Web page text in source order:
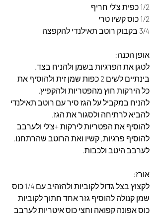
1/2 כפית צ'לי חריף
1/2 כוס קשיו טרי
3/4 בקבוק רוטב תאילנדי להקפצה
אופן הכנה:
לטגן את הפרגיות בשמן ולהניח בצד.
בינתיים לשים 2 כפות שמן זית ולהוסיף את
כל הירקות חוץ מהפטריות ולהקפיץ.
להניח במקביל על הגז סיר עם רוטב תאילנדי
להביא לרתיחה ולסגור את הגז.
להוסיף את הפטריות לירקות +צ'לי ולערבב
להוסיף פרגיות, קשיו ואת הרוטב שהרתחנו.
לערבב היטב ולכבות.
אורז:
לקצוץ בצל גדול לקוביות ולהזהיב עם 1/4 כוס
שמן קנולה להוסיף גזר אחד חתוך לקוביות
כוס אפונה קפואה וחצי כוס איטריות לערבב